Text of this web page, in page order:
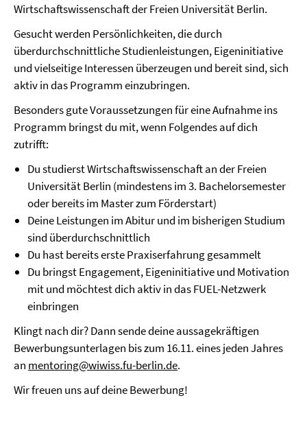
Wirtschaftswissenschaft der Freien Universität Berlin.
Gesucht werden Persönlichkeiten, die durch
überdurchschnittliche Studienleistungen, Eigeninitiative
und vielseitige Interessen überzeugen und bereit sind, sich
aktiv in das Programm einzubringen.
Besonders gute Voraussetzungen für eine Aufnahme ins
Programm bringst du mit, wenn Folgendes auf dich
zutrifft:
Du studierst Wirtschaftswissenschaft an der Freien
Universität Berlin (mindestens im 3. Bachelorsemester
oder bereits im Master zum Förderstart)
Deine Leistungen im Abitur und im bisherigen Studium
sind überdurchschnittlich
Du hast bereits erste Praxiserfahrung gesammelt
Du bringst Engagement, Eigeninitiative und Motivation
mit und möchtest dich aktiv in das FUEL-Netzwerk
einbringen
Klingt nach dir? Dann sende deine aussagekräftigen
Bewerbungsunterlagen bis zum 16.11. eines jeden Jahres
an mentoring@wiwiss.fu-berlin.de.
Wir freuen uns auf deine Bewerbung!